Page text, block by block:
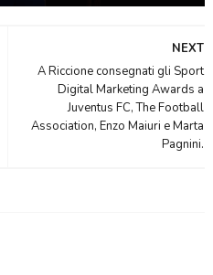
NEXT
A Riccione consegnati gli Sport
Digital Marketing Awards a
Juventus FC, The Football
Association, Enzo Maiuri e Marta
Pagnini.